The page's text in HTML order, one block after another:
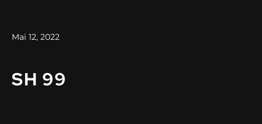
Mai 12, 2022
SH 99